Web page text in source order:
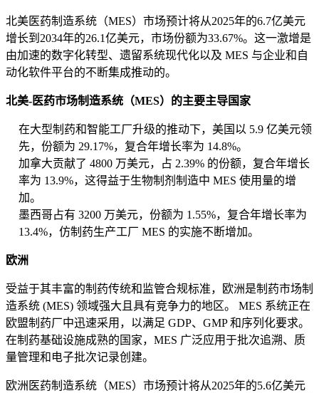
北美医药制造系统（MES）市场预计将从2025年的6.7亿美元
增长到2034年的26.1亿美元，市场份额为33.67%。这一激增是
由加速的数字化转型、遗留系统现代化以及 MES 与企业和自
动化软件平台的不断集成推动的。
北美-医药市场制造系统（MES）的主要主导国家
在大型制药和智能工厂升级的推动下，美国以 5.9 亿美元领
先，份额为 29.17%，复合年增长率为 14.8%。
加拿大贡献了 4800 万美元，占 2.39% 的份额，复合年增长
率为 13.9%，这得益于生物制剂制造中 MES 使用量的增
加。
墨西哥占有 3200 万美元，份额为 1.55%，复合年增长率为
13.4%，仿制药生产工厂 MES 的实施不断增加。
欧洲
受益于其丰富的制药传统和监管合规标准，欧洲是制药市场制
造系统 (MES) 领域强大且具有竞争力的地区。 MES 系统正在
欧盟制药厂中迅速采用，以满足 GDP、GMP 和序列化要求。
在制药基础设施成熟的国家，MES 广泛应用于批次追溯、质
量管理和电子批次记录创建。
欧洲医药制造系统（MES）市场预计将从2025年的5.6亿美元